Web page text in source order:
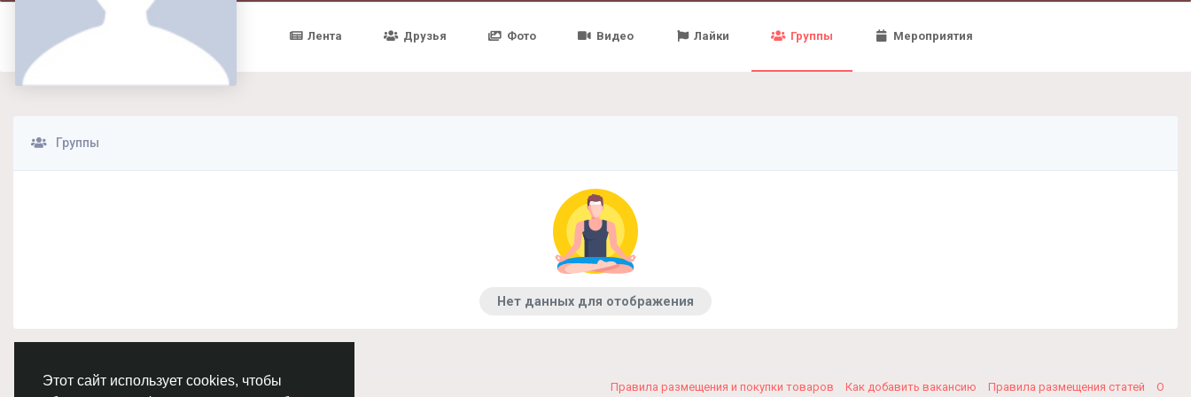
Этот сайт использует cookies, чтобы
Лента Друзья Фото Видео Лайки Группы Мероприятия
Группы
Нет данных для отображения
© 2026 Chimba! Русский Правила размещения и покупки товаров Как добавить вакансию Правила размещения статей О